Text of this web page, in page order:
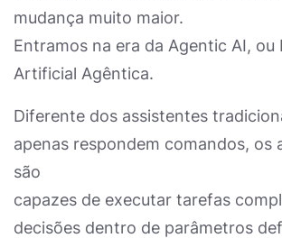
mudança muito maior.
Entramos na era da Agentic AI, ou
Artificial Agêntica.
Diferente dos assistentes
apenas respondem comandos, os
são
capazes de executar tarefas
decisões dentro de parâmetros